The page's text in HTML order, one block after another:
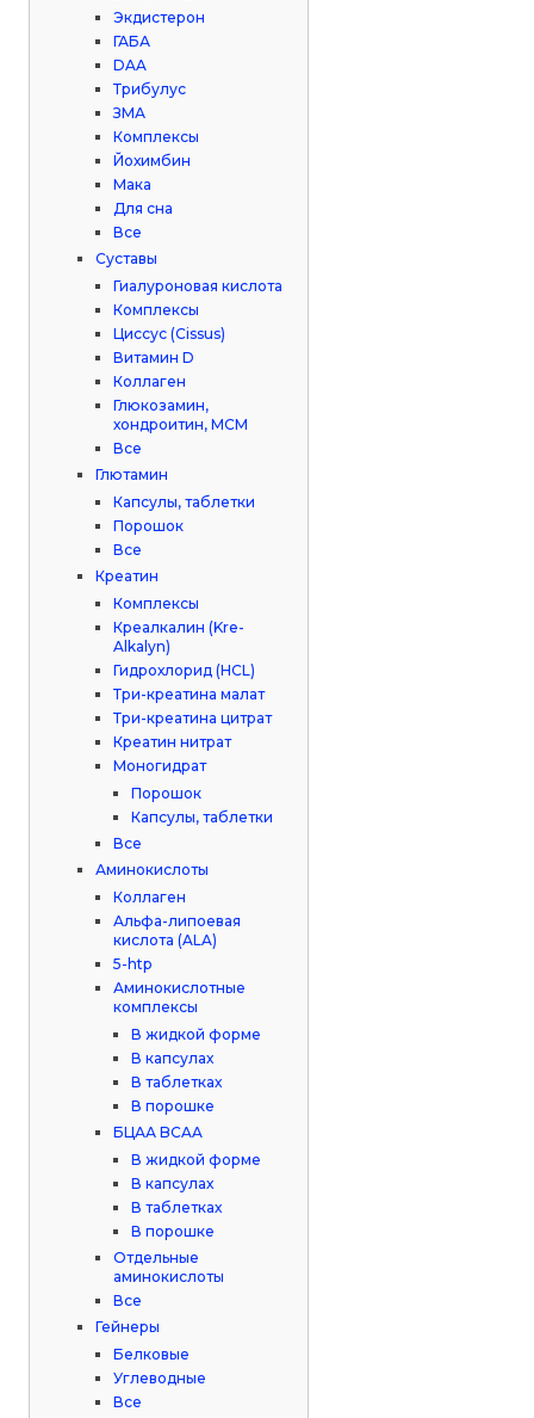
Экдистерон
ГАБА
DAA
Трибулус
ЗМА
Комплексы
Йохимбин
Мака
Для сна
Все
Суставы
Гиалуроновая кислота
Комплексы
Циссус (Cissus)
Витамин D
Коллаген
Глюкозамин,
хондроитин, МСМ
Все
Глютамин
Капсулы, таблетки
Порошок
Все
Креатин
Комплексы
Креалкалин (Kre-
Alkalyn)
Гидрохлорид (HCL)
Три-креатина малат
Три-креатина цитрат
Креатин нитрат
Моногидрат
Порошок
Капсулы, таблетки
Все
Аминокислоты
Коллаген
Альфа-липоевая
кислота (ALA)
5-htp
Аминокислотные
комплексы
В жидкой форме
В капсулах
В таблетках
В порошке
БЦАА BCAA
В жидкой форме
В капсулах
В таблетках
В порошке
Отдельные
аминокислоты
Все
Гейнеры
Белковые
Углеводные
Все